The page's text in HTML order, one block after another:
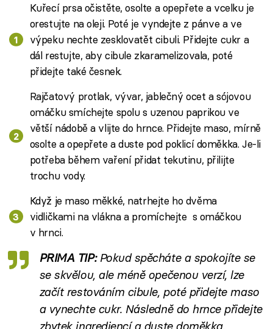
Kuřecí prsa očistěte, osolte a opepřete a vcelku je
orestujte na oleji. Poté je vyndejte z pánve a ve
výpeku nechte zesklovatět cibuli. Přidejte cukr a
dál restujte, aby cibule zkaramelizovala, poté
přidejte také česnek.
Rajčatový protlak, vývar, jablečný ocet a sójovou
omáčku smíchejte spolu s uzenou paprikou ve
větší nádobě a vlijte do hrnce. Přidejte maso, mírně
osolte a opepřete a duste pod poklicí doměkka. Je-li
potřeba během vaření přidat tekutinu, přilijte
trochu vody.
Když je maso měkké, natrhejte ho dvěma
vidličkami na vlákna a promíchejte s omáčkou
v hrnci.
PRIMA TIP:Pokud spěcháte a spokojíte se
se skvělou, ale méně opečenou verzí, lze
začít restováním cibule, poté přidejte maso
a vynechte cukr. Následně do hrnce přidejte
zbytek ingrediencí a duste doměkka.